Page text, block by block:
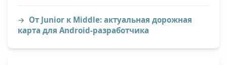
От Junior к Middle: актуальная дорожная
карта для Android-разработчика